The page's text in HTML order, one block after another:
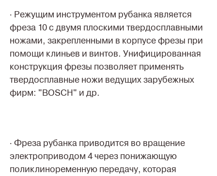
· Режущим инструментом рубанка является
фреза 10 с двумя плоскими твердосплавными
ножами, закрепленными в корпусе фрезы при
помощи клиньев и винтов. Унифицированная
конструкция фрезы позволяет применять
твердосплавные ножи ведущих зарубежных
фирм: "BOSCH" и др.
· Фреза рубанка приводится во вращение
электроприводом 4 через понижающую
поликлиноременную передачу, которая